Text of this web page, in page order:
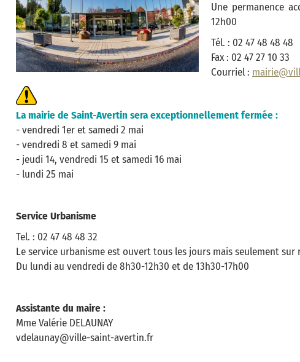
Une permanence
12h00
Tél. : 02 47 48 48 48
Fax : 02 47 27 10 33
Courriel :
La mairie de Saint-Avertin sera exceptionnellement fermée :
- vendredi 1er et samedi 2 mai
- vendredi 8 et samedi 9 mai
- jeudi 14, vendredi 15 et samedi 16 mai
- lundi 25 mai
Service Urbanisme
Tel. : 02 47 48 48 32
Le service urbanisme est ouvert tous les jours mais seulement sur
Du lundi au vendredi de 8h30-12h30 et de 13h30-17h00
Assistante du maire :
Mme Valérie DELAUNAY
vdelaunay@ville-saint-avertin.fr